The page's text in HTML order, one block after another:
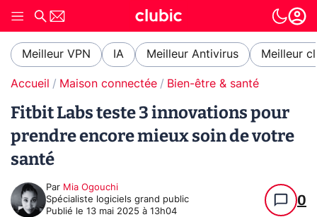
Meilleur VPN IA Meilleur Antivirus Meilleur
Accueil Maison connectée Bien-être & santé
Fitbit Labs teste 3 innovations pour
prendre encore mieux soin de votre
santé
Par Mia Ogouchi
Spécialiste logiciels grand public
Publié le 13 mai 2025 à 13h04
0